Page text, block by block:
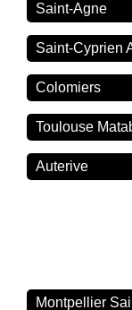
Saint-Agne
Saint-Cyprien
Colomiers
Toulouse
Auterive
Montpellier